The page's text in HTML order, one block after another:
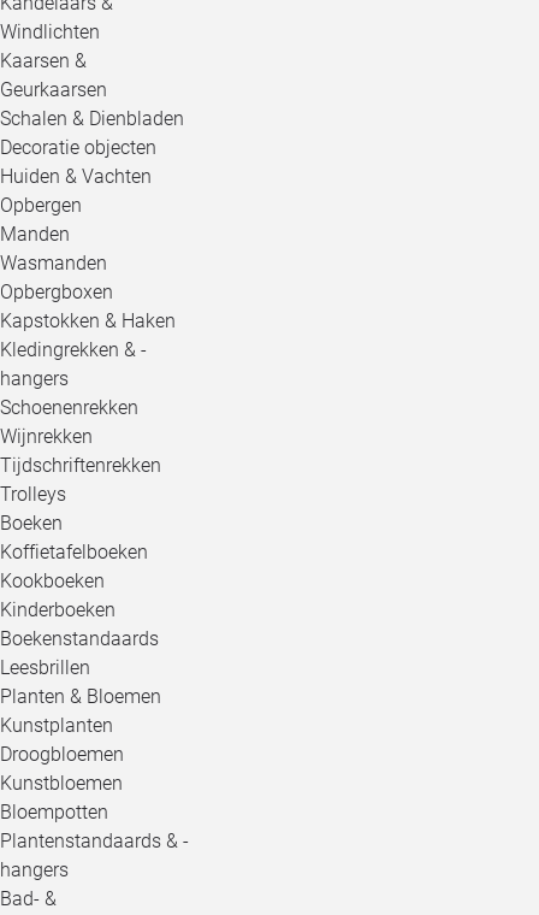
Windlichten
Kaarsen &
Geurkaarsen
Schalen & Dienbladen
Decoratie objecten
Huiden & Vachten
Opbergen
Manden
Wasmanden
Opbergboxen
Kapstokken & Haken
Kledingrekken & -
hangers
Schoenenrekken
Wijnrekken
Tijdschriftenrekken
Trolleys
Boeken
Koffietafelboeken
Kookboeken
Kinderboeken
Boekenstandaards
Leesbrillen
Planten & Bloemen
Kunstplanten
Droogbloemen
Kunstbloemen
Bloempotten
Plantenstandaards & -
hangers
Bad- &